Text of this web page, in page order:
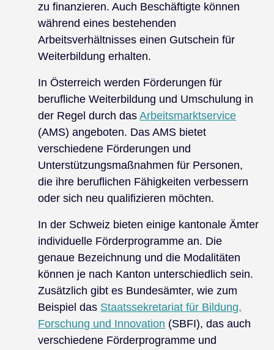
zu finanzieren. Auch Beschäftigte können
während eines bestehenden
Arbeitsverhältnisses einen Gutschein für
Weiterbildung erhalten.
In Österreich werden Förderungen für
berufliche Weiterbildung und Umschulung in
der Regel durch dasArbeitsmarktservice
(AMS) angeboten. Das AMS bietet
verschiedene Förderungen und
Unterstützungsmaßnahmen für Personen,
die ihre beruflichen Fähigkeiten verbessern
oder sich neu qualifizieren möchten.
In der Schweiz bieten einige kantonale Ämter
individuelle Förderprogramme an. Die
genaue Bezeichnung und die Modalitäten
können je nach Kanton unterschiedlich sein.
Zusätzlich gibt es Bundesämter, wie zum
Beispiel das Staatssekretariat für Bildung,
Forschung und Innovation (SBFI), das auch
verschiedene Förderprogramme und